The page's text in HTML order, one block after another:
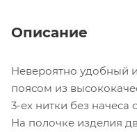
Описание
Невероятно удобный
поясом из
3-ех нитки без
На полочке изделия